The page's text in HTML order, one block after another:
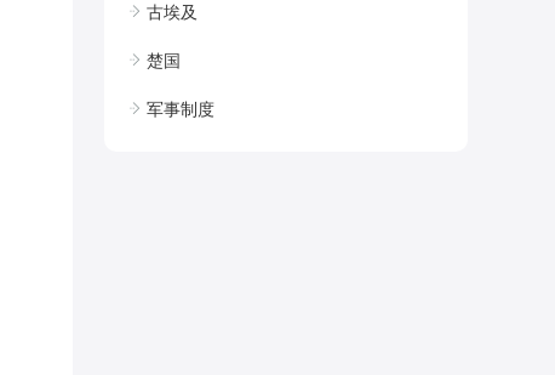
古埃及
楚国
军事制度